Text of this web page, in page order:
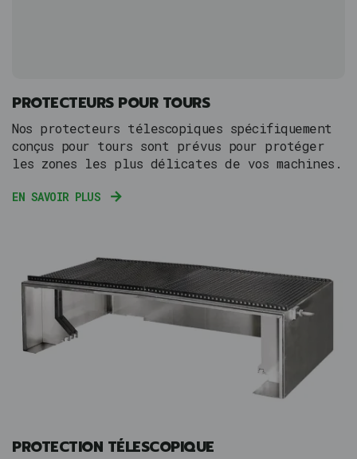
PROTECTEURS POUR TOURS
Nos protecteurs télescopiques spécifiquement
conçus pour tours sont prévus pour protéger
les zones les plus délicates de vos machines.
EN SAVOIR PLUS
PROTECTION TÉLESCOPIQUE